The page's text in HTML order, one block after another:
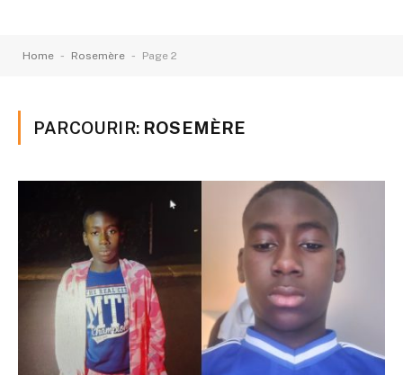
Home - Rosemère - Page 2
PARCOURIR: ROSEMÈRE